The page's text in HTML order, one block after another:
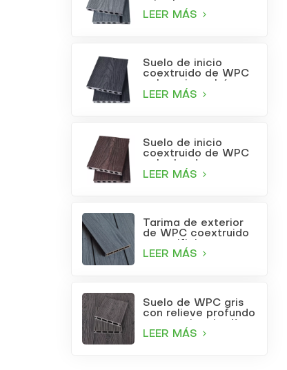
LEER MÁS
Suelo de inicio
coextruido de WPC
LEER MÁS
Suelo de inicio
coextruido de WPC
LEER MÁS
Tarima de exterior
de WPC coextruido
cuadrados, color gris
LEER MÁS
Suelo de WPC gris
con relieve profundo
LEER MÁS